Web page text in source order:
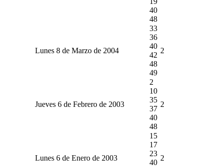
40
48
Lunes 8 de Marzo de 2004
33
36
40
42
48
49
2
Jueves 6 de Febrero de 2003
2
10
35
37
40
48
2
Lunes 6 de Enero de 2003
15
17
23
40
2